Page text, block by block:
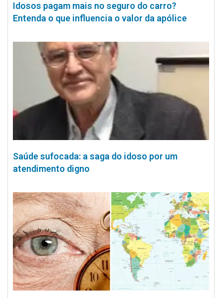
Idosos pagam mais no seguro do carro?
Entenda o que influencia o valor da apólice
Saúde sufocada: a saga do idoso por um
atendimento digno